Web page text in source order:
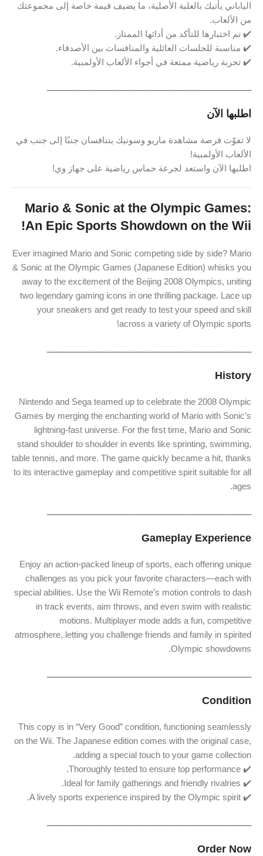
الياباني يأتيك بالعلبة الأصلية، ما يضيف قيمة خاصة إلى مجموعتك
من الألعاب.
✔️ تم اختبارها للتأكد من أدائها الممتاز.
✔️ مناسبة للجلسات العائلية والمنافسات بين الأصدقاء.
✔️ تجربة رياضية ممتعة في أجواء الألعاب الأولمبية.
ـــــــــــــــــــــــــــــــــــــــــــــــــــــــــــــــــــــــــــــــــــــــ
اطلبها الآن
لا تفوّت فرصة مشاهدة ماريو وسونيك يتنافسان جنبًا إلى جنب في
الألعاب الأولمبية!
اطلبها الآن واستعد لجرعة حماس رياضية على جهاز وي!
Mario & Sonic at the Olympic Games:
An Epic Sports Showdown on the Wii!
Ever imagined Mario and Sonic competing side by side? Mario
& Sonic at the Olympic Games (Japanese Edition) whisks you
away to the excitement of the Beijing 2008 Olympics, uniting
two legendary gaming icons in one thrilling package. Lace up
your sneakers and get ready to test your speed and skill
across a variety of Olympic sports!
ـــــــــــــــــــــــــــــــــــــــــــــــــــــــــــــــــــــــــــــــــــــــ
History
Nintendo and Sega teamed up to celebrate the 2008 Olympic
Games by merging the enchanting world of Mario with Sonic’s
lightning-fast universe. For the first time, Mario and Sonic
stand shoulder to shoulder in events like sprinting, swimming,
table tennis, and more. The game quickly became a hit, thanks
to its interactive gameplay and competitive spirit suitable for all
ages.
ـــــــــــــــــــــــــــــــــــــــــــــــــــــــــــــــــــــــــــــــــــــــ
Gameplay Experience
Enjoy an action-packed lineup of sports, each offering unique
challenges as you pick your favorite characters—each with
special abilities. Use the Wii Remote’s motion controls to dash
in track events, aim throws, and even swim with realistic
motions. Multiplayer mode adds a fun, competitive
atmosphere, letting you challenge friends and family in spirited
Olympic showdowns.
ـــــــــــــــــــــــــــــــــــــــــــــــــــــــــــــــــــــــــــــــــــــــ
Condition
This copy is in “Very Good” condition, functioning seamlessly
on the Wii. The Japanese edition comes with the original case,
adding a special touch to your game collection.
✔️ Thoroughly tested to ensure top performance.
✔️ Ideal for family gatherings and friendly rivalries.
✔️ A lively sports experience inspired by the Olympic spirit.
ـــــــــــــــــــــــــــــــــــــــــــــــــــــــــــــــــــــــــــــــــــــــ
Order Now